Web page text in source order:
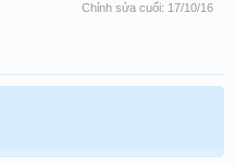
Chỉnh sửa cuối: 17/10/16